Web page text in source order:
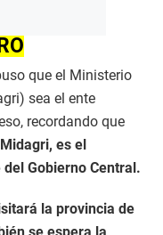
que el Ministerio
sea el ente
recordando que
es el
Gobierno Central.
la provincia de
se espera la